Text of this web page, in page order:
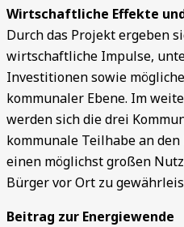
Wirtschaftliche Effekte
Durch das Projekt ergeben
wirtschaftliche Impulse,
Investitionen sowie
kommunaler Ebene. Im
werden sich die drei
kommunale Teilhabe an
einen möglichst großen
Bürger vor Ort zu
Beitrag zur Energiewende